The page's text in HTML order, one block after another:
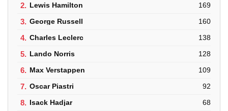
2. Lewis Hamilton 169
3. George Russell 160
4. Charles Leclerc 138
5. Lando Norris 128
6. Max Verstappen 109
7. Oscar Piastri 92
8. Isack Hadjar 68